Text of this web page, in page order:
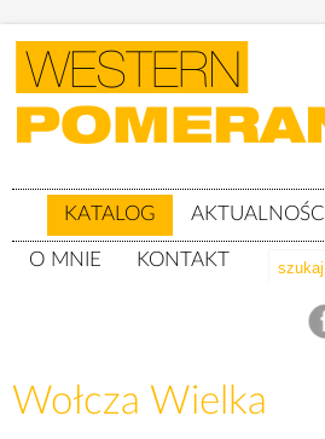
KATALOG AKTUALNOŚCI
O MNIE KONTAKT
Wołcza Wielka